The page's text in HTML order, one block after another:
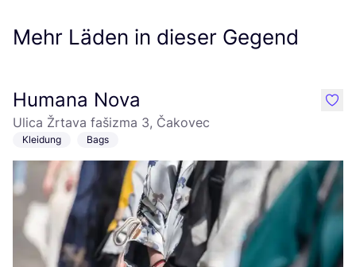
Mehr Läden in dieser Gegend
Humana Nova
Ulica Žrtava fašizma 3, Čakovec
Kleidung Bags
like